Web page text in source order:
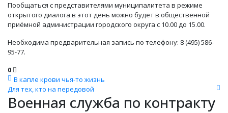
Пообщаться с представителями муниципалитета в режиме
открытого диалога в этот день можно будет в общественной
приёмной администрации городского округа с 10.00 до 15.00.
Необходима предварительная запись по телефону: 8 (495) 586-
95-77.
0
В капле крови чья-то жизнь
Для тех, кто на передовой
Военная служба по контракту